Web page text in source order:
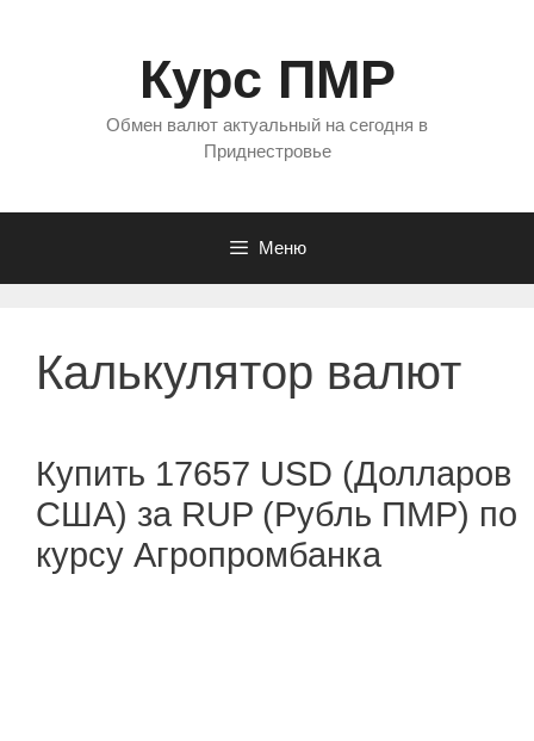
Курс ПМР
Обмен валют актуальный на сегодня в
Приднестровье
Меню
Калькулятор валют
Купить 17657 USD (Долларов
США) за RUP (Рубль ПМР) по
курсу Агропромбанка